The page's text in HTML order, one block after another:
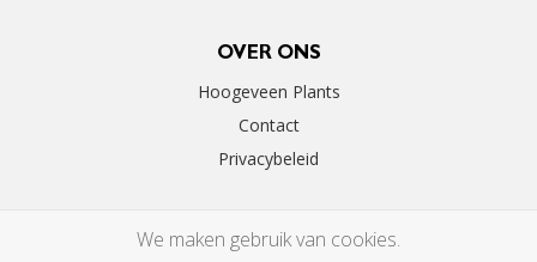
OVER ONS
Hoogeveen Plants
Contact
Privacybeleid
We maken gebruik van cookies.